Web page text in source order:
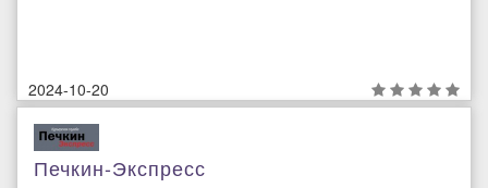
2024-10-20
Печкин-Экспресс